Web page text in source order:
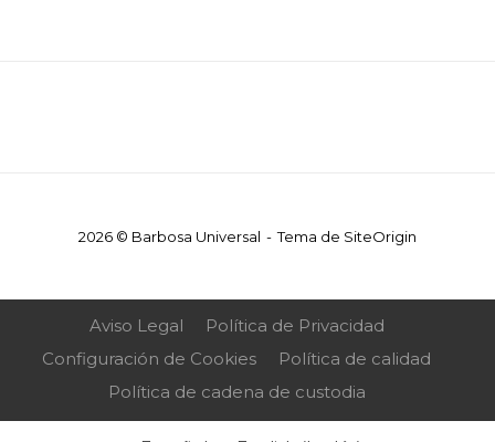
2026 © Barbosa Universal Tema de SiteOrigin
Aviso Legal
Política de Privacidad
Configuración de Cookies
Política de calidad
Política de cadena de custodia